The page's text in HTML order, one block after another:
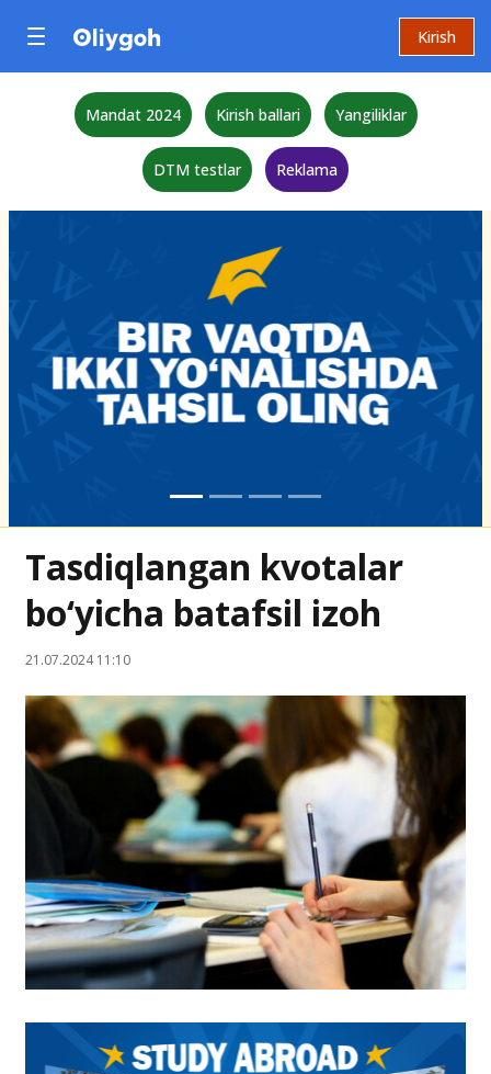
Kirish
Mandat 2024 Kirish ballari Yangiliklar
DTM testlar Reklama
Tasdiqlangan kvotalar
bo‘yicha batafsil izoh
21.07.2024 11:10